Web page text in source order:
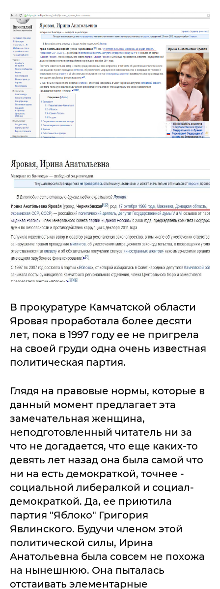
В прокуратуре Камчатской области
Яровая проработала более десяти
лет, пока в 1997 году ее не пригрела
на своей груди одна очень известная
политическая партия.
Глядя на правовые нормы, которые в
данный момент предлагает эта
замечательная женщина,
неподготовленный читатель ни за
что не догадается, что еще каких-то
девять лет назад она была самой что
ни на есть демократкой, точнее -
социальной либералкой и социал-
демократкой. Да, ее приютила
партия "Яблоко" Григория
Явлинского. Будучи членом этой
политической силы, Ирина
Анатольевна была совсем не похожа
на нынешнюю. Она пыталась
отстаивать элементарные